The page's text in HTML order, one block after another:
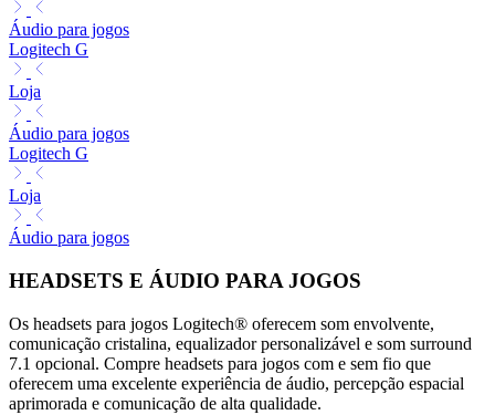
Áudio para jogos
Logitech G
Loja
Áudio para jogos
Logitech G
Loja
Áudio para jogos
HEADSETS E ÁUDIO PARA JOGOS
Os headsets para jogos Logitech® oferecem som envolvente,
comunicação cristalina, equalizador personalizável e som surround
7.1 opcional. Compre headsets para jogos com e sem fio que
oferecem uma excelente experiência de áudio, percepção espacial
aprimorada e comunicação de alta qualidade.